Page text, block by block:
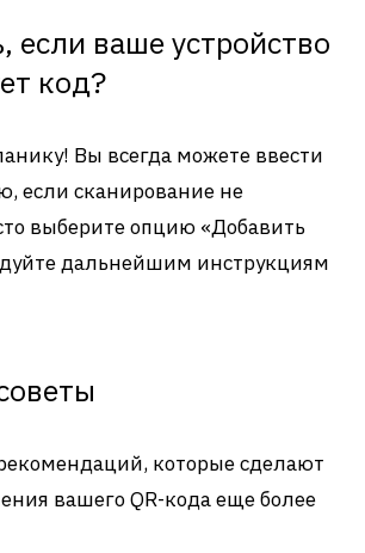
если ваше устройство
код?
Вы всегда можете ввести
если сканирование не
выберите опцию «Добавить
дальнейшим инструкциям
которые сделают
вашего QR-кода еще более